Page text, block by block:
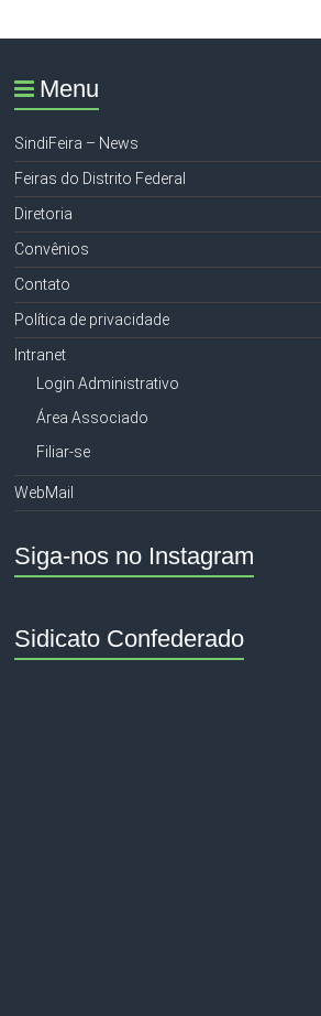
Menu
SindiFeira – News
Feiras do Distrito Federal
Diretoria
Convênios
Contato
Política de privacidade
Intranet
Login Administrativo
Área Associado
Filiar-se
WebMail
Siga-nos no Instagram
Sidicato Confederado